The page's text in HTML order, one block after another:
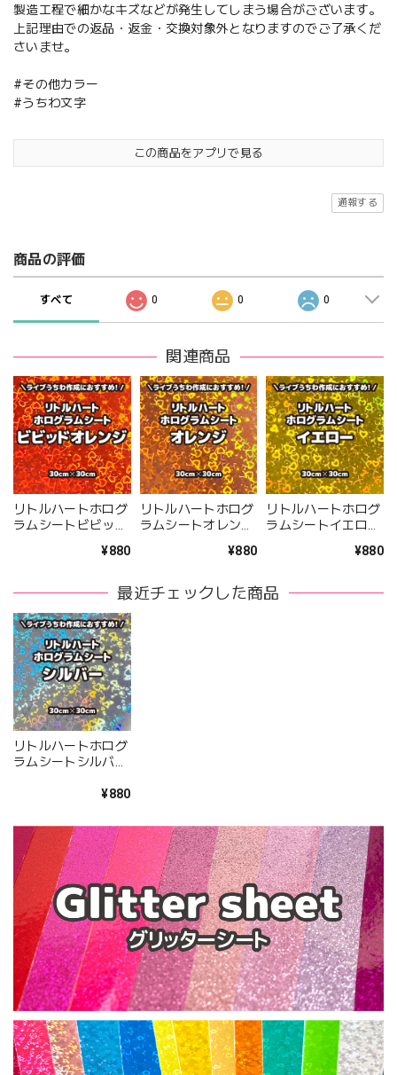
製造工程で細かなキズなどが発生してしまう場合がございます。
上記理由での返品・返金・交換対象外となりますのでご了承くだ
さいませ。
#その他カラー
#うちわ文字
この商品をアプリで見る
通報する
商品の評価
すべて 0 0 0
関連商品
リトルハートホログ
ラムシートビビッド
イプ） 30cm×30cm
¥880
リトルハートホログ
ラムシートオレンジ
¥880
リトルハートホログ
ラムシートイエロー
¥880
最近チェックした商品
リトルハートホログ
ラムシートシルバー
¥880